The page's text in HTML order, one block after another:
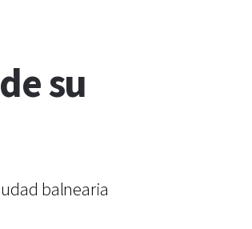
su
balnearia